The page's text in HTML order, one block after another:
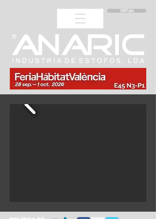
VIRTUAL